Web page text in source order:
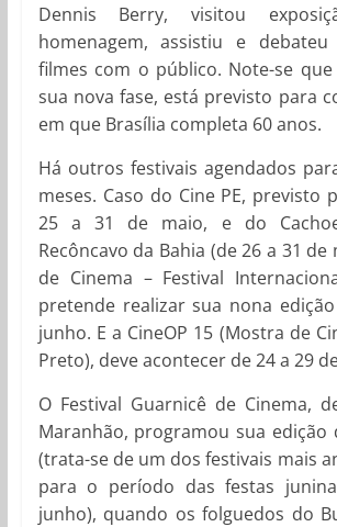
Dennis Berry, visitou
homenagem, assistiu e
filmes com o público. Note-se
sua nova fase, está previsto para
em que Brasília completa 60 anos.
Há outros festivais agendados
meses. Caso do Cine PE, previsto
25 a 31 de maio, e do
Recôncavo da Bahia (de 26 a 31 de
de Cinema – Festival
pretende realizar sua nona
junho. E a CineOP 15 (Mostra de
Preto), deve acontecer de 24 a 29
O Festival Guarnicê de Cinema,
Maranhão, programou sua edição
(trata-se de um dos festivais mais
para o período das festas
junho), quando os folguedos do